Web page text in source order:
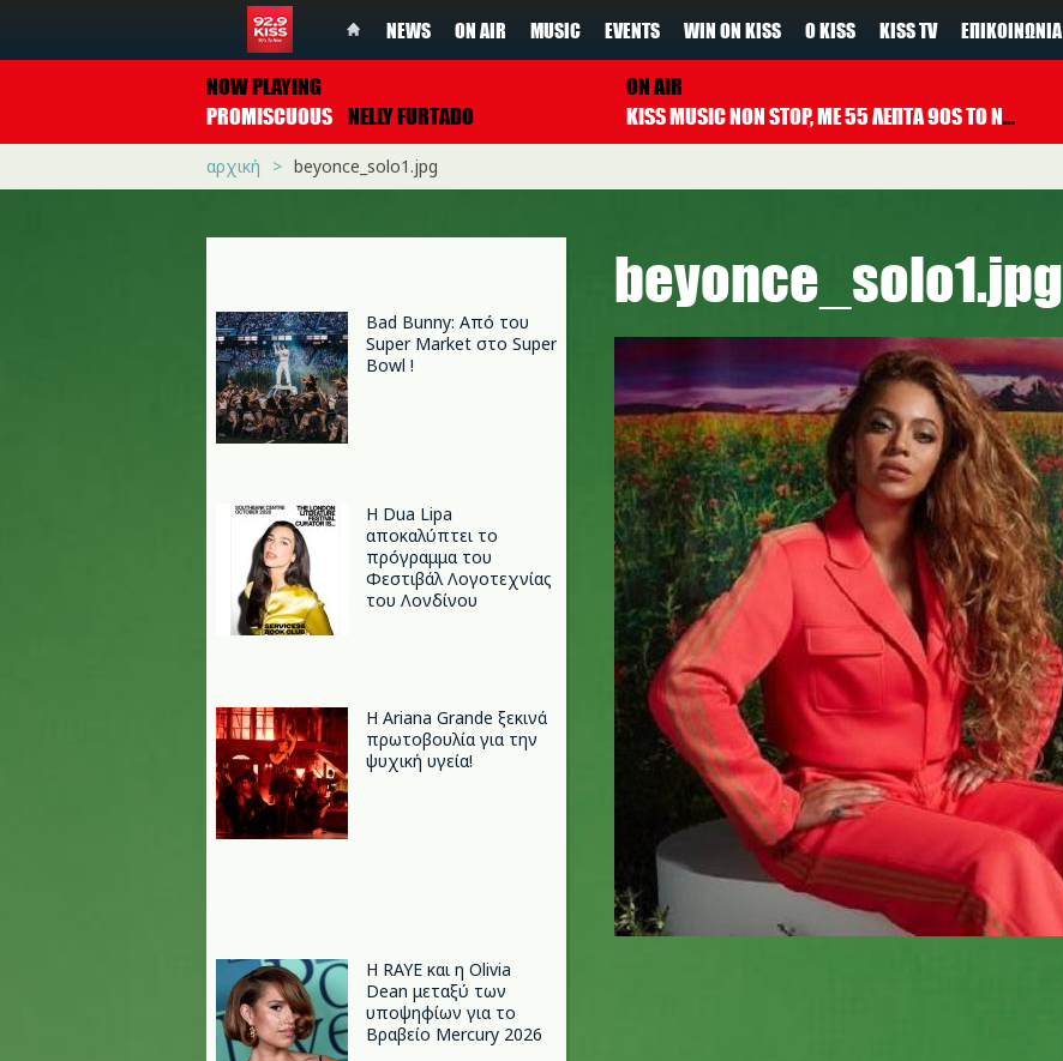
NEWS ON AIR MUSIC EVENTS WIN ON KISS Ο KISS KISS TV ΕΠΙΚΟΙΝΩΝΊΑ
NOW PLAYING
PROMISCUOUS NELLY FURTADO
ON AIR
KISS MUSIC NON STOP, ΜΕ 55 ΛΕΠΤΑ 90S TO NOW ΚΑΘΕ ΩΡΑ
αρχική beyonce_solo1.jpg
Bad Bunny: Από του
Super Market στο Super
Bowl !
Η Dua Lipa
αποκαλύπτει το
πρόγραμμα του
Φεστιβάλ Λογοτεχνίας
του Λονδίνου
Η Ariana Grande ξεκινά
πρωτοβουλία για την
ψυχική υγεία!
Η RAYE και η Olivia
Dean μεταξύ των
υποψηφίων για το
Βραβείο Mercury 2026
beyonce_solo1.jpg